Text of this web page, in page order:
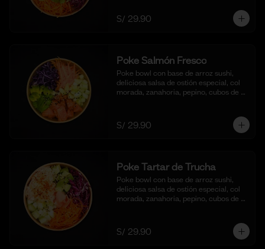
S/ 29.90
Poke Salmón Fresco
Poke bowl con base de arroz sushi,
deliciosa salsa de ostión especial, col
morada, zanahoria, pepino, cubos de
S/ 29.90
Poke Tartar de Trucha
Poke bowl con base de arroz sushi,
deliciosa salsa de ostión especial, col
morada, zanahoria, pepino, cubos de
S/ 29.90